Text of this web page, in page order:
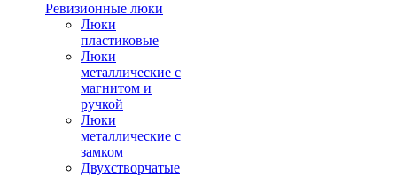
Ревизионные люки
Люки
пластиковые
Люки
металлические с
магнитом и
ручкой
Люки
металлические с
замком
Двухстворчатые